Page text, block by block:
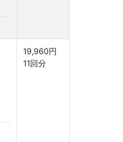
19,960円
11回分